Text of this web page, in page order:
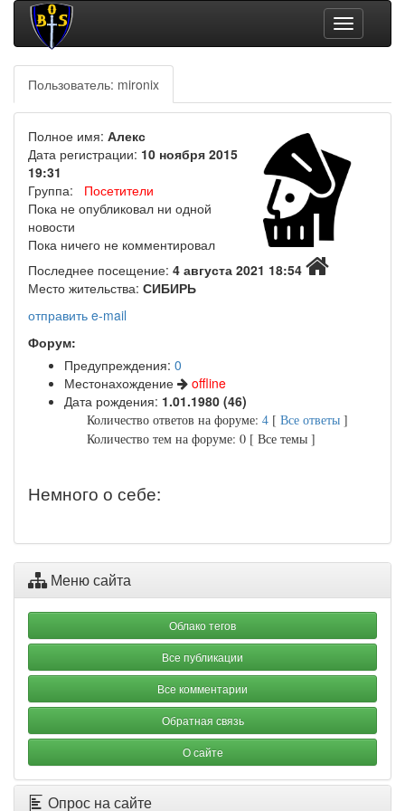
Toggle
navigation
Пользователь: mironix
Полное имя: Алекс
Дата регистрации: 10 ноября 2015
19:31
Группа: Посетители
Пока не опубликовал ни одной
новости
Пока ничего не комментировал
Последнее посещение: 4 августа 2021 18:54
Место жительства: СИБИРЬ
отправить e-mail
Форум:
Предупреждения: 0
Местонахождение
offline
Дата рождения: 1.01.1980 (46)
Количество ответов на форуме: 4 [ Все ответы ]
Количество тем на форуме: 0 [ Все темы ]
Немного о себе:
Меню сайта
Облако тегов
Все публикации
Все комментарии
Обратная связь
О сайте
Опрос на сайте